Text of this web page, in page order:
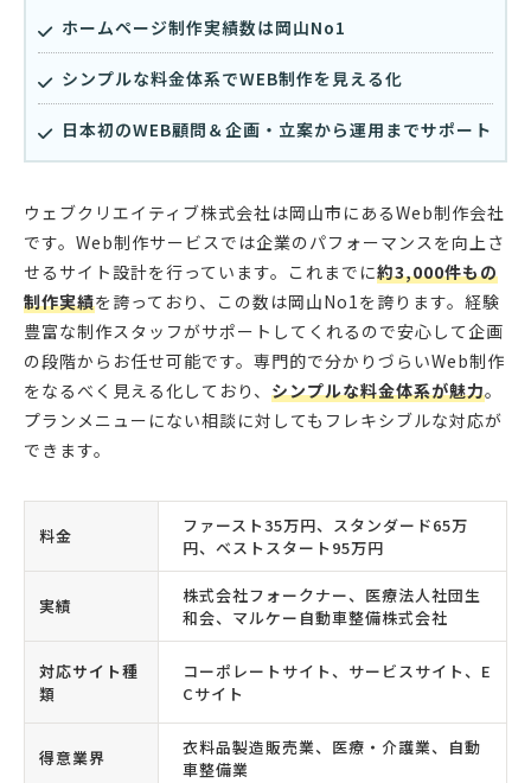
ホームページ制作実績数は岡山No1
シンプルな料金体系でWEB制作を見える化
日本初のWEB顧問＆企画・立案から運用までサポート
ウェブクリエイティブ株式会社は岡山市にあるWeb制作会社
です。Web制作サービスでは企業のパフォーマンスを向上さ
せるサイト設計を行っています。これまでに約3,000件もの
制作実績を誇っており、この数は岡山No1を誇ります。経験
豊富な制作スタッフがサポートしてくれるので安心して企画
の段階からお任せ可能です。専門的で分かりづらいWeb制作
をなるべく見える化しており、 シンプルな料金体系が魅力。
プランメニューにない相談に対してもフレキシブルな対応が
できます。
料金
ファースト35万円、スタンダード65万
円、ベストスタート95万円
実績
株式会社フォークナー、医療法人社団生
和会、マルケー自動車整備株式会社
対応サイト種
類
コーポレートサイト、サービスサイト、E
Cサイト
得意業界
衣料品製造販売業、医療・介護業、自動
車整備業